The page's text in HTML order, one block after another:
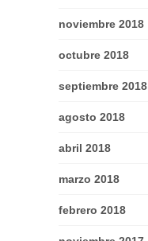
noviembre 2018
octubre 2018
septiembre 2018
agosto 2018
abril 2018
marzo 2018
febrero 2018